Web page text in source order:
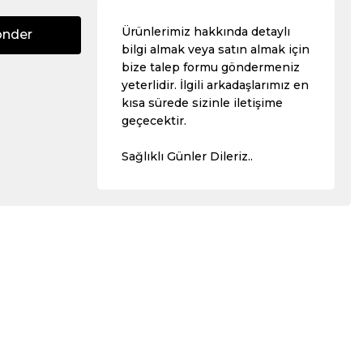
Ürünlerimiz hakkında detaylı
bilgi almak veya satın almak için
bize talep formu göndermeniz
yeterlidir. İlgili arkadaşlarımız en
kısa sürede sizinle iletişime
geçecektir.
Sağlıklı Günler Dileriz..